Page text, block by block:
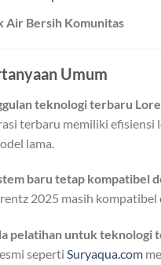
Air Bersih Komunitas
Umum
teknologi terbaru
terbaru memiliki
lama.
baru tetap kompatibel
2025 masih
pelatihan untuk teknologi
seperti Suryaqua.com